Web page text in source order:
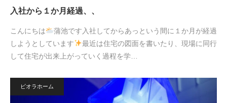
入社から１か月経過、、
こんにちは
蒲池です入社してからあっという間に１か月が経過
しようとしています
最近は住宅の図面を書いたり、現場に同行
して住宅が出来上がっていく過程を学…
ビオラホーム